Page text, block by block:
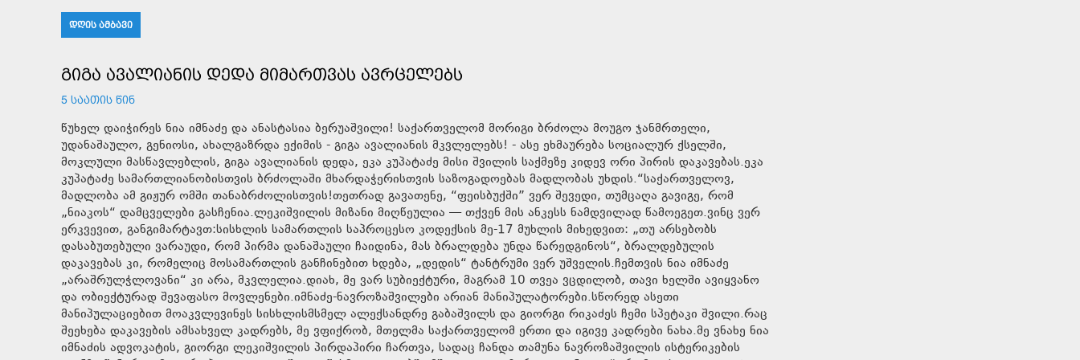
ᲓᲦᲘᲡ ᲐᲛᲑᲐᲕᲘ
ᲒᲘᲒᲐ ᲐᲕᲐᲚᲘᲐᲜᲘᲡ ᲓᲔᲓᲐ ᲛᲘᲛᲐᲠᲗᲕᲐᲡ ᲐᲕᲠᲪᲔᲚᲔᲑᲡ
5 ᲡᲐᲐᲗᲘᲡ ᲬᲘᲜ
წუხელ დაიჭირეს ნია იმნაძე და ანასტასია ბერუაშვილი! საქართველომ მორიგი ბრძოლა მოუგო ჯანმრთელი,
უდანაშაულო, გენიოსი, ახალგაზრდა ექიმის - გიგა ავალიანის მკვლელებს! - ასე ეხმაურება სოციალურ ქსელში,
მოკლული მასწავლებლის, გიგა ავალიანის დედა, ეკა კუპატაძე მისი შვილის საქმეზე კიდევ ორი პირის დაკავებას.ეკა
კუპატაძე სამართლიანობისთვის ბრძოლაში მხარდაჭერისთვის საზოგადოებას მადლობას უხდის.“საქართველოვ,
მადლობა ამ გიჟურ ომში თანაბრძოლისთვის!თეთრად გავათენე, “ფეისბუქში” ვერ შევედი, თუმცაღა გავიგე, რომ
„ნიაკოს“ დამცველები გასჩენია.ლეკიშვილის მიზანი მიღწეულია — თქვენ მის ანკესს ნამდვილად წამოეგეთ.ვინც ვერ
ერკვევით, განგიმარტავთ:სისხლის სამართლის საპროცესო კოდექსის მე-17 მუხლის მიხედვით: „თუ არსებობს
დასაბუთებული ვარაუდი, რომ პირმა დანაშაული ჩაიდინა, მას ბრალდება უნდა წარედგინოს“, ბრალდებულის
დაკავებას კი, რომელიც მოსამართლის განჩინებით ხდება, „დედის“ ტანტრუმი ვერ უშველის.ჩემთვის ნია იმნაძე
„არაშრულჭლოვანი“ კი არა, მკვლელია.დიახ, მე ვარ სუბიექტური, მაგრამ 10 თვეა ვცდილობ, თავი ხელში ავიყვანო
და ობიექტურად შევაფასო მოვლენები.იმნაძე-ნავროზაშვილები არიან მანიპულატორები.სწორედ ასეთი
მანიპულაციებით მოაკვლევინეს სისხლისმსმელ ალექსანდრე გაბაშვილს და გიორგი რიკაძეს ჩემი სპეტაკი შვილი.რაც
შეეხება დაკავების ამსახველ კადრებს, მე ვფიქრობ, მთელმა საქართველომ ერთი და იგივე კადრები ნახა.მე ვნახე ნია
იმნაძის ადვოკატის, გიორგი ლეკიშვილის პირდაპირი ჩართვა, სადაც ჩანდა თამუნა ნავროზაშვილის ისტერიკების